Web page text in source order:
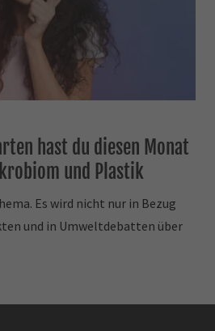
hast du diesen Monat
und Plastik
Es wird nicht nur in Bezug
und in Umweltdebatten über